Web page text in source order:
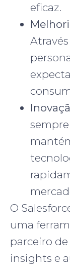
eficaz.
O
uma
parceiro
insights e